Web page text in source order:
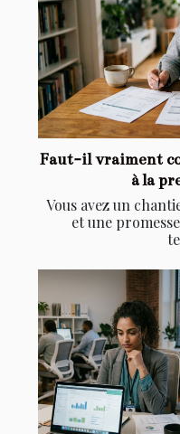
Faut-il vraiment
à la
Vous avez un
et une